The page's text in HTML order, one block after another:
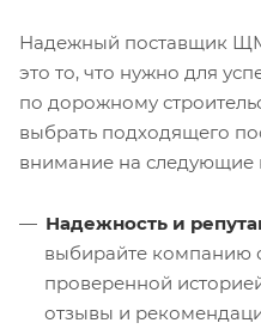
Надежный поставщик
это то, что нужно для
по дорожному
выбрать подходящего
внимание на следующие
Надежность и
выбирайте компанию
проверенной
отзывы и